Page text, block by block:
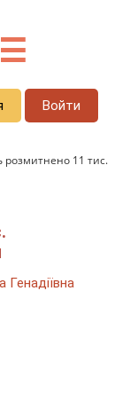
☰
Войти
розмитнено 11 тис.